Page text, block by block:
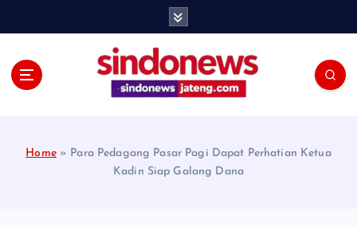
Home» Para Pedagang Pasar Pagi Dapat Perhatian Ketua
Kadin Siap Galang Dana